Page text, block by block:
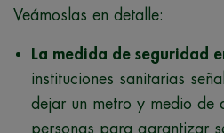
Veámoslas en detalle:
La medida de seguridad
instituciones sanitarias
dejar un metro y medio de
personas para garantizar